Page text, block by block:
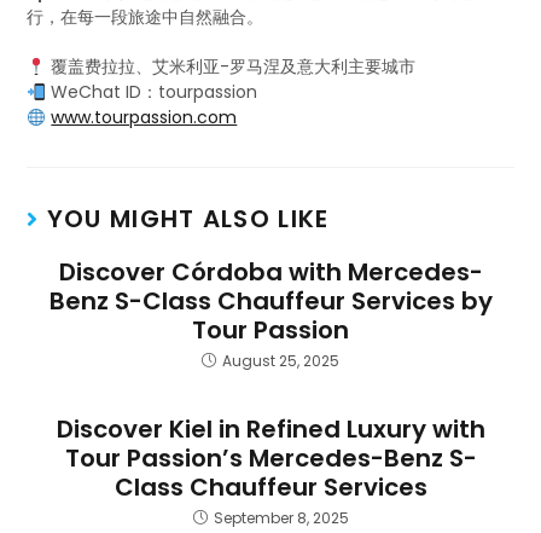
行，在每一段旅途中自然融合。
覆盖费拉拉、艾米利亚-罗马涅及意大利主要城市
WeChat ID：tourpassion
www.tourpassion.com
YOU MIGHT ALSO LIKE
Discover Córdoba with Mercedes-
Benz S-Class Chauffeur Services by
Tour Passion
August 25, 2025
Discover Kiel in Refined Luxury with
Tour Passion’s Mercedes-Benz S-
Class Chauffeur Services
September 8, 2025